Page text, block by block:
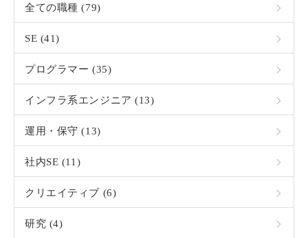
全ての職種 (79)
SE (41)
プログラマー (35)
インフラ系エンジニア (13)
運用・保守 (13)
社内SE (11)
クリエイティブ (6)
研究 (4)